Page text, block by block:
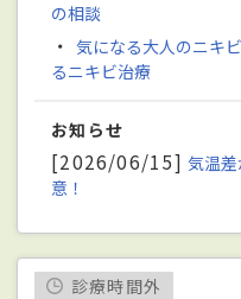
の相談
・ 気になる大人のニキ
るニキビ治療
お知らせ
[2026/06/15]気温
意！
診療時間外